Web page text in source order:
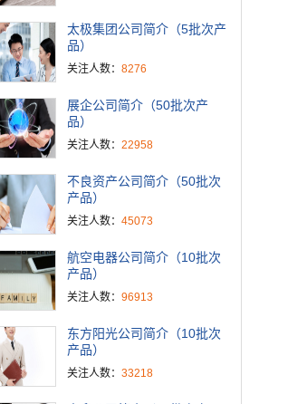
太极集团公司简介（5批次产
品）
关注人数： 8276
展企公司简介（50批次产
品）
关注人数： 22958
不良资产公司简介（50批次
产品）
关注人数： 45073
航空电器公司简介（10批次
产品）
关注人数： 96913
东方阳光公司简介（10批次
产品）
关注人数： 33218